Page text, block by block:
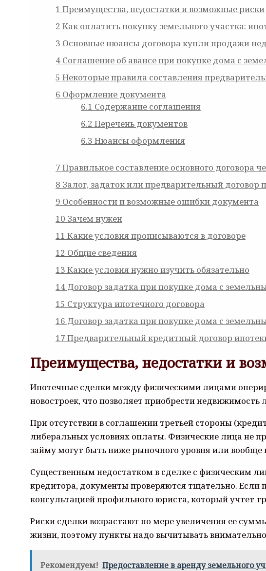
1 Преимущества, недостатки и возможные риски
2 Как оплатить покупку земельного участка:
3 Основные нюансы договора купли продажи
4 Соглашение об авансе при покупке дома с
5 Некоторые правила составления
6 Оформление документа
6.1 Содержание соглашения
6.2 Перечень документов
6.3 Нюансы оформления
7 Правильное составление основного договора
8 Залог, задаток или предварительный договор
9 Особенности и возможные ошибки документа
10 Зачем нужен
11 Какие условия прописываются в договоре
12 Общие сведения
13 Какие условия нужно изучить обязательно
14 Договор задатка при покупке дома с
15 Структура ипотечного договора
16 Договор задатка при покупке дома с
17 Предварительный кредитный договор
Преимущества, недостатки и
Ипотечные сделки между физическими лицами
новостроек, что позволяет приобрести
При отсутствии в соглашении третьей стороны
либеральных условиях оплаты. Физические лица не
займу могут быть ниже рыночного уровня или вообще
Существенным недостатком в сделке с физическим
кредитора, документы проверяются тщательно. Если
консультацией профильного юриста, который учтет
Риски сделки возрастают по мере увеличения ее
жизни, поэтому пункты надо вычитывать
Рекомендуем! Предоставление в аренду земельного